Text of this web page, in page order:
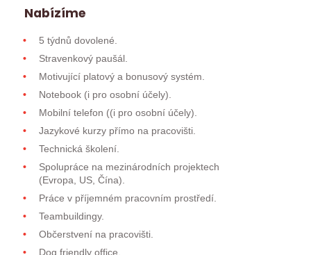
Nabízíme
5 týdnů dovolené.
Stravenkový paušál.
Motivující platový a bonusový systém.
Notebook (i pro osobní účely).
Mobilní telefon ((i pro osobní účely).
Jazykové kurzy přímo na pracovišti.
Technická školení.
Spolupráce na mezinárodních projektech
(Evropa, US, Čína).
Práce v příjemném pracovním prostředí.
Teambuildingy.
Občerstvení na pracovišti.
Dog friendly office.